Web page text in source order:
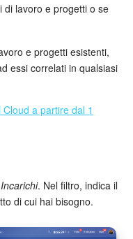
di lavoro e progetti o se
e progetti esistenti,
essi correlati in qualsiasi
a partire dal 1
Incarichi. Nel filtro, indica il
di cui hai bisogno.